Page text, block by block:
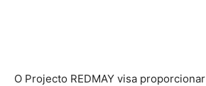
O Projecto REDMAY visa